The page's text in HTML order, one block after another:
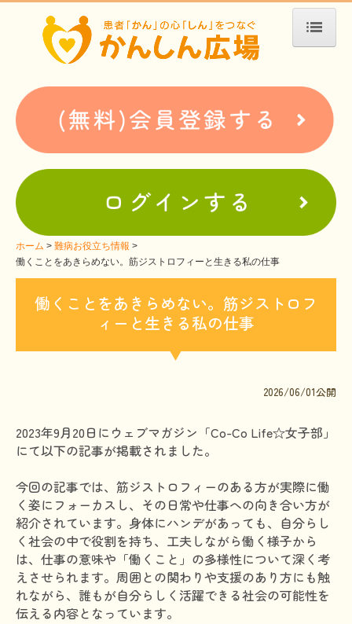
ホーム
患者会・支援団体紹介
疾患別検索
疾患分類検索
支援中ホームページ一例
患者会紹介
生活に関するコラム
就労に関するコラム
お金に関するコラム
病気と生きる広場
インタビュー一覧
医療従事者へのインタビュー
ホーム
難病お役立ち情報
働くことをあきらめない。筋ジストロフィーと生きる私の仕事
働くことをあきらめない。筋ジストロフ
ィーと生きる私の仕事
2026/06/01公開
2023年9月20日にウェブマガジン「Co-Co Life☆女子部」
にて以下の記事が掲載されました。
今回の記事では、筋ジストロフィーのある方が実際に働
く姿にフォーカスし、その日常や仕事への向き合い方が
紹介されています。身体にハンデがあっても、自分らし
く社会の中で役割を持ち、工夫しながら働く様子から
は、仕事の意味や「働くこと」の多様性について深く考
えさせられます。周囲との関わりや支援のあり方にも触
れながら、誰もが自分らしく活躍できる社会の可能性を
伝える内容となっています。